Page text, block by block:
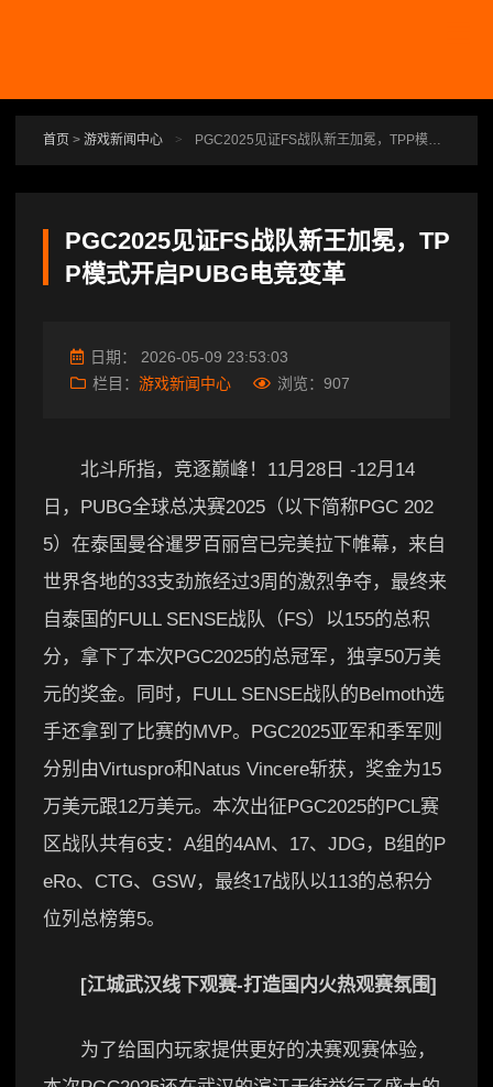
首页 > 游戏新闻中心 > PGC2025见证FS战队新王加冕，TPP模式开启PUBG电竞变革
PGC2025见证FS战队新王加冕，TP
P模式开启PUBG电竞变革
日期： 2026-05-09 23:53:03
栏目： 游戏新闻中心 浏览： 907
北斗所指，竞逐巅峰！11月28日 -12月14
日，PUBG全球总决赛2025（以下简称PGC 202
5）在泰国曼谷暹罗百丽宫已完美拉下帷幕，来自
世界各地的33支劲旅经过3周的激烈争夺，最终来
自泰国的FULL SENSE战队（FS）以155的总积
分，拿下了本次PGC2025的总冠军，独享50万美
元的奖金。同时，FULL SENSE战队的Belmoth选
手还拿到了比赛的MVP。PGC2025亚军和季军则
分别由Virtuspro和Natus Vincere斩获，奖金为15
万美元跟12万美元。本次出征PGC2025的PCL赛
区战队共有6支：A组的4AM、17、JDG，B组的P
eRo、CTG、GSW，最终17战队以113的总积分
位列总榜第5。
[江城武汉线下观赛-打造国内火热观赛氛围]
为了给国内玩家提供更好的决赛观赛体验，